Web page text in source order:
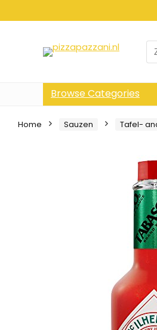
Browse Categories
Home Sauzen Tafel-